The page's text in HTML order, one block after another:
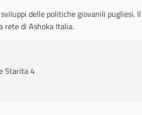
delle politiche giovanili pugliesi. Il
di Ashoka Italia.
Starita 4